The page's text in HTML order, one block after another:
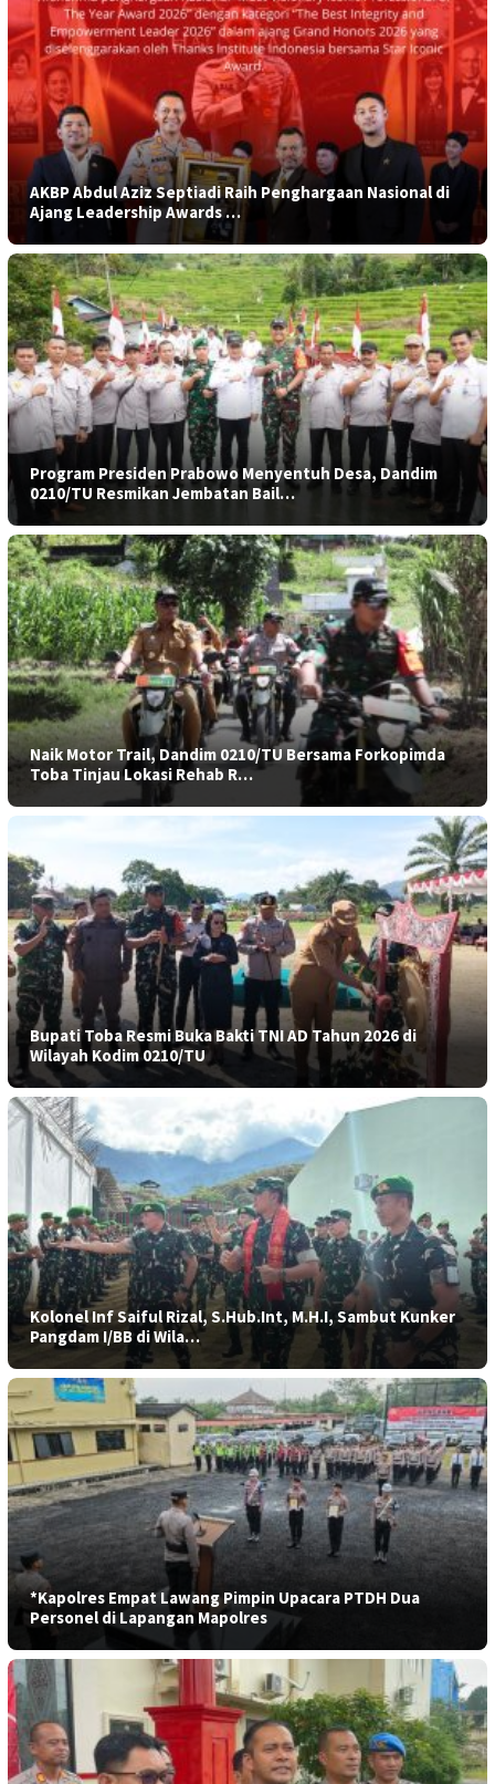
AKBP Abdul Aziz Septiadi Raih Penghargaan Nasional di
Ajang Leadership Awards …
Program Presiden Prabowo Menyentuh Desa, Dandim
0210/TU Resmikan Jembatan Bail…
Naik Motor Trail, Dandim 0210/TU Bersama Forkopimda
Toba Tinjau Lokasi Rehab R…
Bupati Toba Resmi Buka Bakti TNI AD Tahun 2026 di
Wilayah Kodim 0210/TU
Kolonel Inf Saiful Rizal, S.Hub.Int, M.H.I, Sambut Kunker
Pangdam I/BB di Wila…
*Kapolres Empat Lawang Pimpin Upacara PTDH Dua
Personel di Lapangan Mapolres